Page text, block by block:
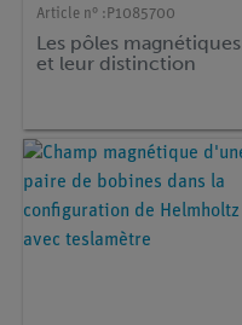
Article n° : P1085700
Les pôles magnétiques
et leur distinction